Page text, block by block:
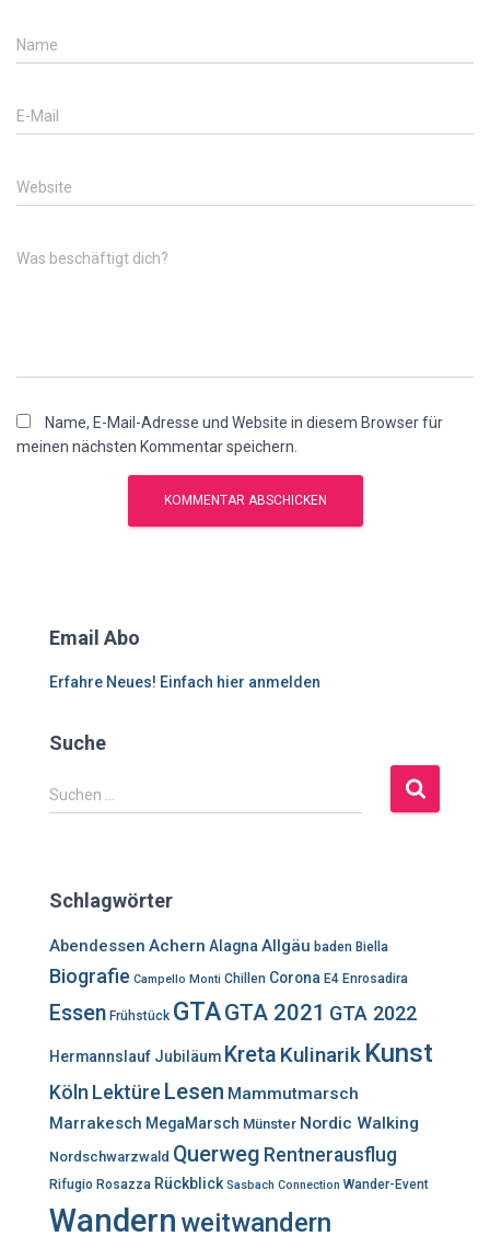
Name
E-Mail
Website
Was beschäftigt dich?
Name, E-Mail-Adresse und Website in diesem Browser für
meinen nächsten Kommentar speichern.
Email Abo
Erfahre Neues! Einfach hier anmelden
Suche
S
u
n
a
c
h
Suchen …
Schlagwörter
Abendessen Achern Alagna Allgäu baden Biella
Biografie Campello Monti Chillen Corona E4 Enrosadira
Essen Frühstück GTAGTA 2021 GTA 2022
Hermannslauf Jubiläum Kreta Kulinarik Kunst
Köln LektüreLesen Mammutmarsch
Marrakesch MegaMarsch Münster Nordic Walking
Nordschwarzwald Querweg Rentnerausflug
Rifugio Rosazza Rückblick Sasbach Connection Wander-Event
Wandern weitwandern